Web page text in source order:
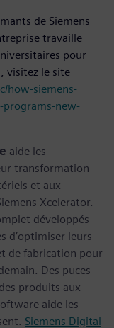
de Siemens
travaille
pour
visitez le site
how-siemens-
new-
aide les
transformation
et aux
Xcelerator.
développés
d’optimiser leurs
de fabrication pour
Des puces
produits aux
aide les
Siemens Digital